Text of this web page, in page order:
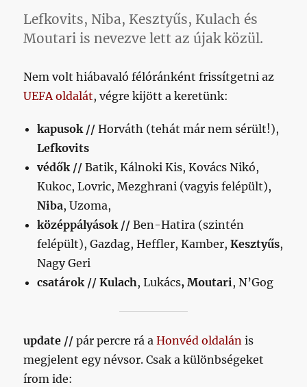
Lefkovits, Niba, Kesztyűs, Kulach és
Moutari is nevezve lett az újak közül.
Nem volt hiábavaló félóránként frissítgetni az
UEFA oldalát, végre kijött a keretünk:
kapusok // Horváth (tehát már nem sérült!),
Lefkovits
védők // Batik, Kálnoki Kis, Kovács Nikó,
Kukoc, Lovric, Mezghrani (vagyis felépült),
Niba, Uzoma,
középpályások // Ben-Hatira (szintén
felépült), Gazdag, Heffler, Kamber,Kesztyűs,
Nagy Geri
csatárok // Kulach, Lukács, Moutari, N’Gog
update // pár percre rá aHonvéd oldalán is
megjelent egy névsor. Csak a különbségeket
írom ide: